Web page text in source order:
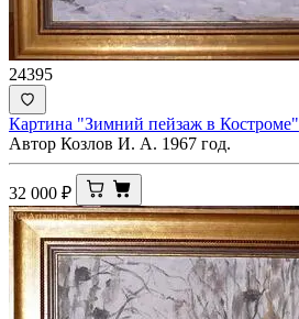
24395
Картина "Зимний пейзаж в Костроме"
Автор Козлов И. А. 1967 год.
32 000 ₽